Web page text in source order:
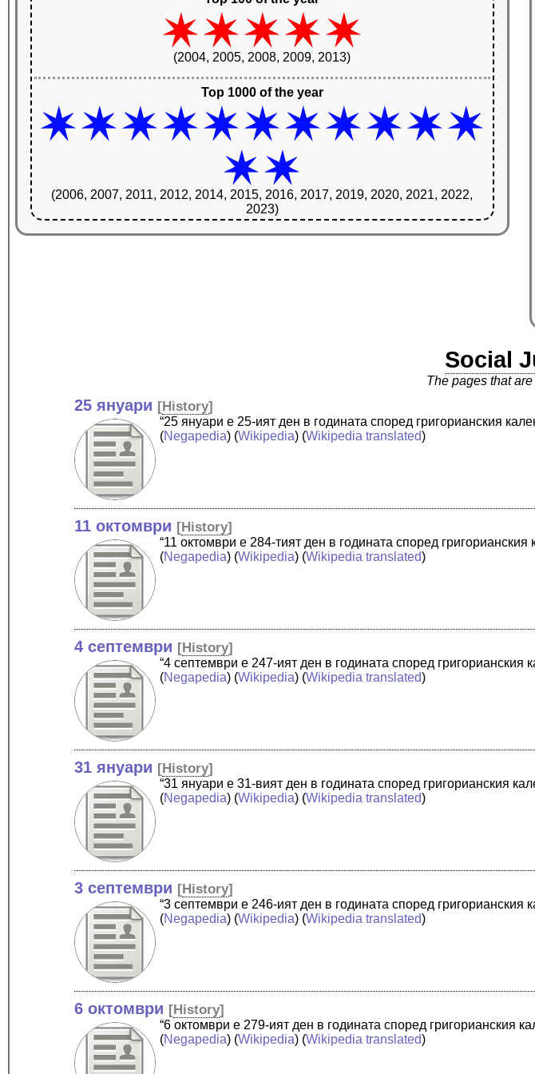
(2004, 2005, 2008, 2009, 2013)
Top 1000 of the year
(2006, 2007, 2011, 2012, 2014, 2015, 2016, 2017, 2019, 2020, 2021, 2022,
2023)
Social
The pages that
25 януари [History]
“25 януари е 25-ият ден в годината според григорианския
(Negapedia) (Wikipedia) (Wikipedia translated)
11 октомври [History]
“11 октомври е 284-тият ден в годината според
(Negapedia) (Wikipedia) (Wikipedia translated)
4 септември [History]
“4 септември е 247-ият ден в годината според
(Negapedia) (Wikipedia) (Wikipedia translated)
31 януари [History]
“31 януари е 31-вият ден в годината според григорианския
(Negapedia) (Wikipedia) (Wikipedia translated)
3 септември [History]
“3 септември е 246-ият ден в годината според
(Negapedia) (Wikipedia) (Wikipedia translated)
6 октомври [History]
“6 октомври е 279-ият ден в годината според григорианския
(Negapedia) (Wikipedia) (Wikipedia translated)